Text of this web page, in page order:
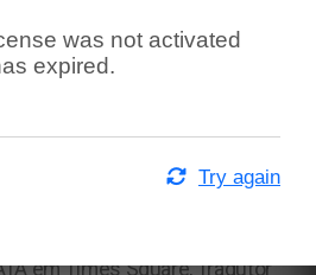
was not activated
expired.
Try again